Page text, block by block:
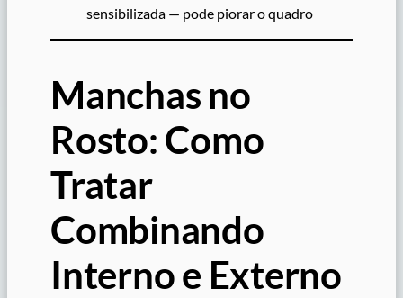
sensibilizada — pode piorar o quadro
Manchas no
Rosto: Como
Tratar
Combinando
Interno e Externo